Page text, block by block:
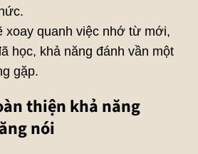
xoay quanh việc nhớ từ mới,
học, khả năng đánh vần một
gặp.
thiện khả năng
nói